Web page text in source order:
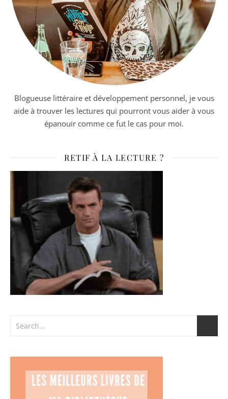
Blogueuse littéraire et développement personnel, je vous
aide à trouver les lectures qui pourront vous aider à vous
épanouir comme ce fut le cas pour moi.
RETIF À LA LECTURE ?